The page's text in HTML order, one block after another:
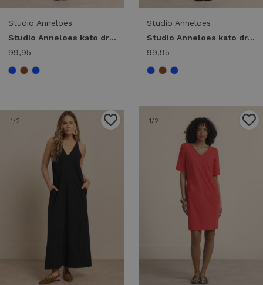
Studio Anneloes
Studio Anneloes kato dress 14000 Jurk 8600 chestnut
99,95
Studio Anneloes
Studio Anneloes kato dress 14000 Jurk 6900 dark blue
99,95
1/2 1/2